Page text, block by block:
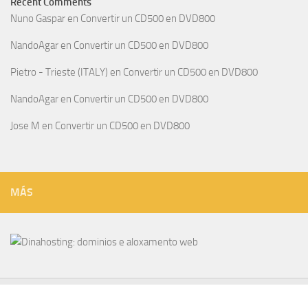
Nuno Gaspar en Convertir un CD500 en DVD800
NandoAgar en Convertir un CD500 en DVD800
Pietro - Trieste (ITALY) en Convertir un CD500 en DVD800
NandoAgar en Convertir un CD500 en DVD800
Jose M en Convertir un CD500 en DVD800
MÁS